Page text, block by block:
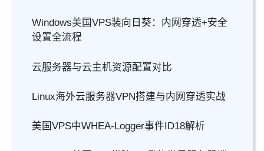
Windows美国VPS装向日葵：内网穿透+安全
设置全流程
云服务器与云主机资源配置对比
Linux海外云服务器VPN搭建与内网穿透实战
美国VPS中WHEA-Logger事件ID18解析